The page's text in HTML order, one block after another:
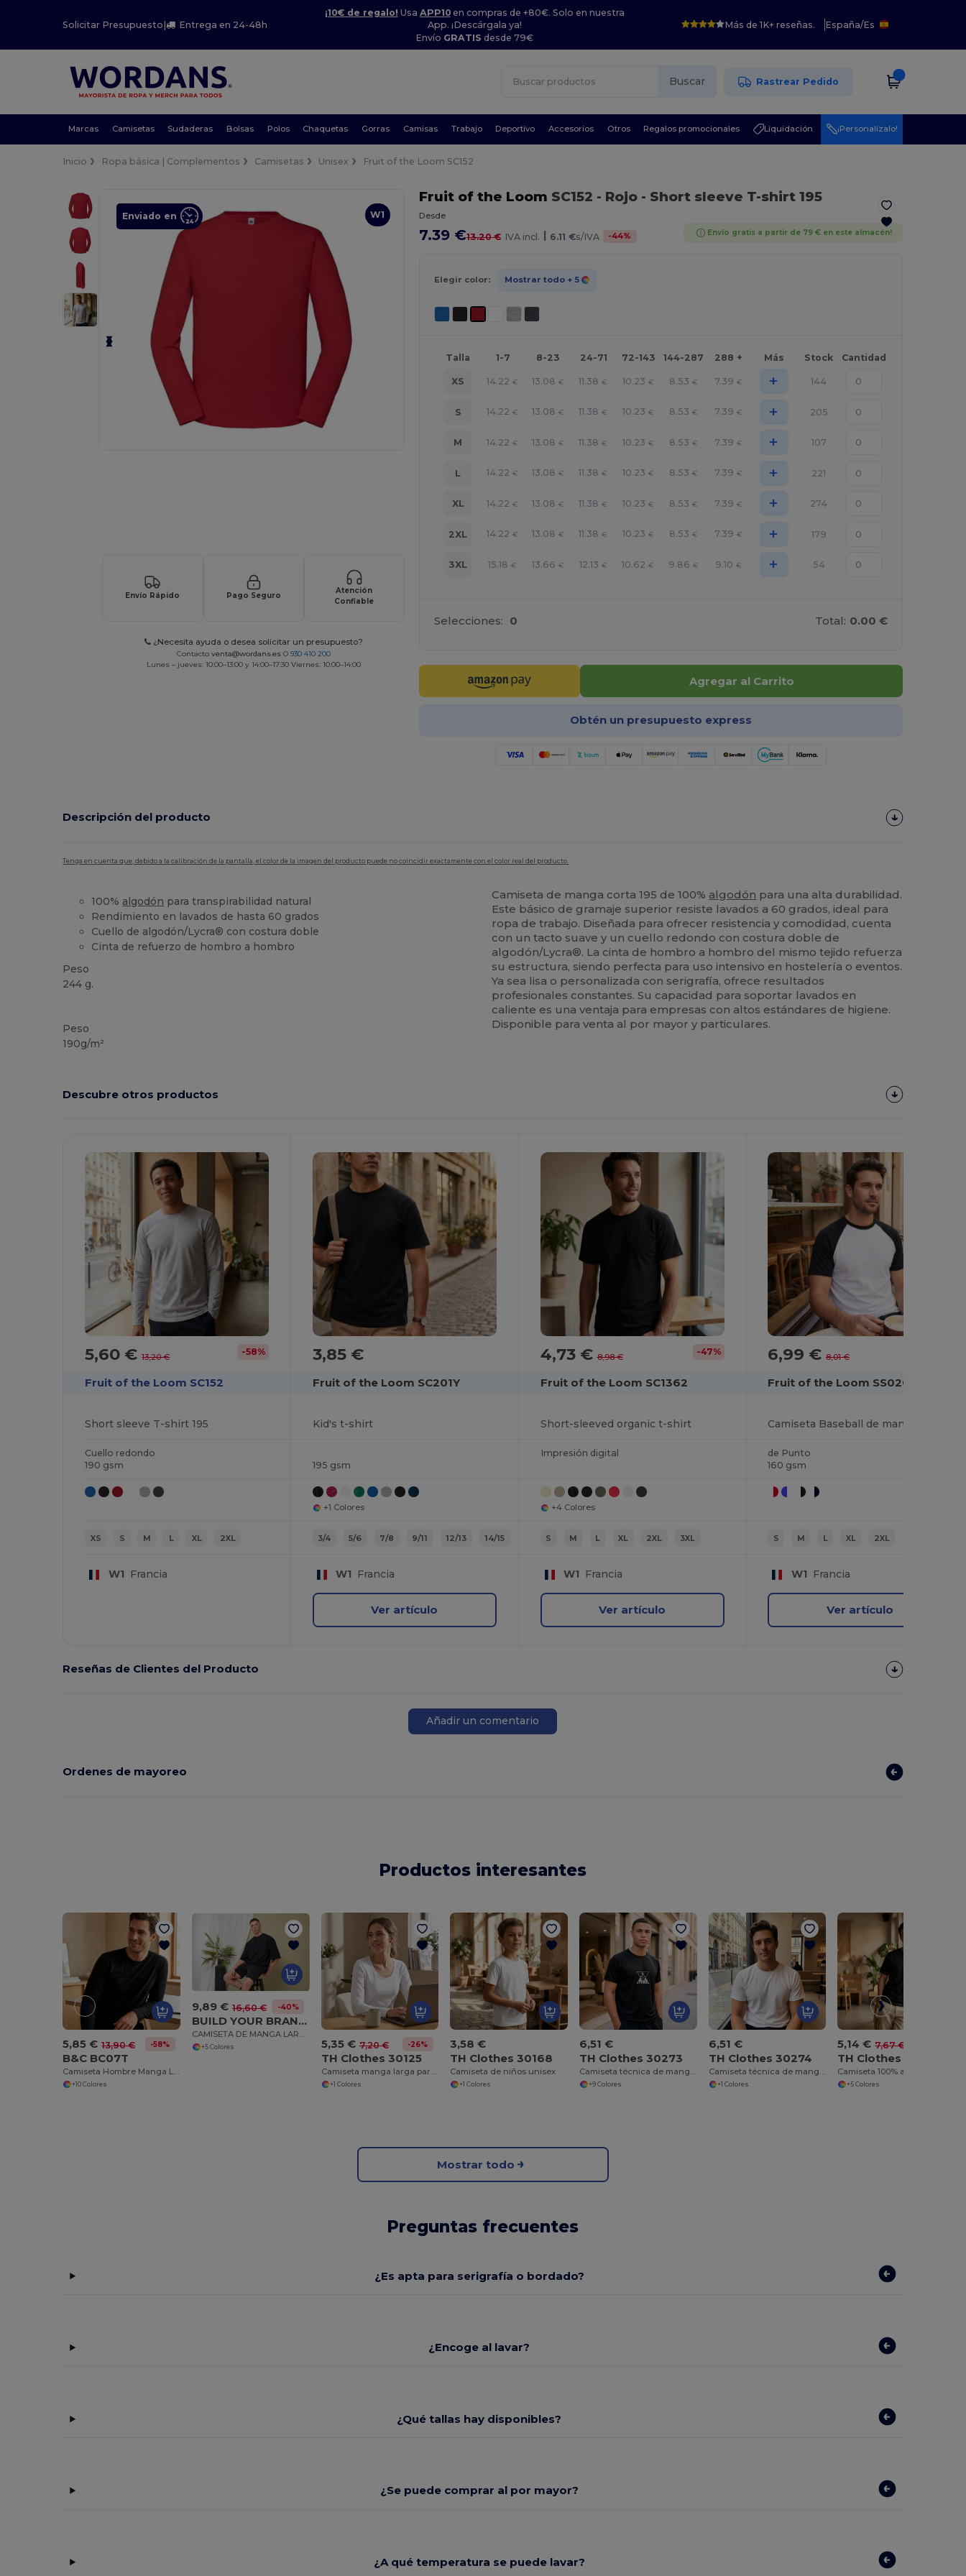
Solicitar Presupuesto | Entrega en 24-48h
¡10€ de regalo! Usa APP10en compras de +80€. Solo en nuestra
App. ¡Descárgala ya!
Envío GRATIS desde 79€
Más de 1K+ reseñas. España/Es
Buscar Rastrear Pedido
Marcas Camisetas Sudaderas Bolsas Polos Chaquetas Gorras Camisas Trabajo Deportivo Accesorios Otros Regalos promocionales Liquidación ¡Personalízalo!
Inicio Ropa básica | Complementos Camisetas Unisex Fruit of the Loom SC152
W1
Enviado en
Envío Rápido Pago Seguro
Atención
Confiable
¿Necesita ayuda o desea solicitar un presupuesto?
Contacto venta@wordans.es O 930 410 200
Lunes – jueves: 10:00–13:00 y 14:00–17:30 Viernes: 10:00–14:00
Fruit of the Loom SC152 - Rojo- Short sleeve T-shirt 195
Desde
7.39 €13.20 € IVA incl. | 6.11 €s/IVA -44% Envío gratis a partir de 79 € en este almacén!
Elegir color: Mostrar todo + 5
Talla 1-7 8-23 24-71 72-143 144-287 288 + Más Stock Cantidad
XS 14.22 € 13.08 € 11.38 € 10.23 € 8.53 € 7.39 € + 144
S 14.22 € 13.08 € 11.38 € 10.23 € 8.53 € 7.39 € + 205
M 14.22 € 13.08 € 11.38 € 10.23 € 8.53 € 7.39 € + 107
L 14.22 € 13.08 € 11.38 € 10.23 € 8.53 € 7.39 € + 221
XL 14.22 € 13.08 € 11.38 € 10.23 € 8.53 € 7.39 € + 274
2XL 14.22 € 13.08 € 11.38 € 10.23 € 8.53 € 7.39 € + 179
3XL 15.18 € 13.66 € 12.13 € 10.62 € 9.86 € 9.10 € + 54
Selecciones: 0 Total: 0.00 €
Agregar al Carrito
Obtén un presupuesto express
Descripción del producto
Tenga en cuenta que, debido a la calibración de la pantalla, el color de la imagen del producto puede no coincidir exactamente con el color real del producto.
100% algodón para transpirabilidad natural
Rendimiento en lavados de hasta 60 grados
Cuello de algodón/Lycra® con costura doble
Cinta de refuerzo de hombro a hombro
Peso
244 g.
Peso
190g/m²
Camiseta de manga corta 195 de 100% algodón para una alta durabilidad.
Este básico de gramaje superior resiste lavados a 60 grados, ideal para
ropa de trabajo. Diseñada para ofrecer resistencia y comodidad, cuenta
con un tacto suave y un cuello redondo con costura doble de
algodón/Lycra®. La cinta de hombro a hombro del mismo tejido refuerza
su estructura, siendo perfecta para uso intensivo en hostelería o eventos.
Ya sea lisa o personalizada con serigrafía, ofrece resultados
profesionales constantes. Su capacidad para soportar lavados en
caliente es una ventaja para empresas con altos estándares de higiene.
Disponible para venta al por mayor y particulares.
Descubre otros productos
5,60 €13,20 € -58%
Fruit of the Loom SC152
Short sleeve T-shirt 195
Cuello redondo
190 gsm
XS S M L XL 2XL
W1 Francia
3,85 €
Fruit of the Loom SC201Y
Kid's t-shirt
195 gsm
+1 Colores
3/4 5/6 7/8 9/11 12/13 14/15
W1 Francia
Ver artículo
4,73 €8,98 € -47%
Fruit of the Loom SC1362
Short-sleeved organic t-shirt
Impresión digital
+4 Colores
S M L XL 2XL 3XL
W1 Francia
Ver artículo
6,99 €8,01 €
Fruit of the Loom SS026
Camiseta Baseball de manga corta
de Punto
160 gsm
S M L XL 2XL
W1 Francia
Ver artículo
Reseñas de Clientes del Producto
Añadir un comentario
Ordenes de mayoreo
Productos interesantes
5,85 € 13,90 € -58%
B&C BC07T
Camiseta Hombre Manga Larga Algodón Resistente
+10 Colores
9,89 € 16,60 € -40%
BUILD YOUR BRAND BY256
CAMISETA DE MANGA LARGA
+5 Colores 5,35 € 7,20 € -26%
TH Clothes 30125
Camiseta manga larga para mujer
+1 Colores
3,58 €
TH Clothes 30168
Camiseta de niños unisex
+1 Colores
6,51 €
TH Clothes 30273
Camiseta técnica de manga corta
+9 Colores
6,51 €
TH Clothes 30274
Camiseta técnica de manga corta
+1 Colores
5,14 € 7,67 €
TH Clothes 30277
Camiseta 100% algodón
+5 Colores
Mostrar todo
Preguntas frecuentes
¿Es apta para serigrafía o bordado?
¿Encoge al lavar?
¿Qué tallas hay disponibles?
¿Se puede comprar al por mayor?
¿A qué temperatura se puede lavar?